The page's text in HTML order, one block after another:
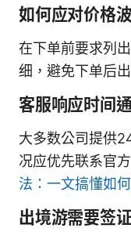
如何应对价格
在下单前要求列
细，避免下单后
客服响应时间
大多数公司提供
况应优先联系官
法：一文搞懂如
出境游需要签